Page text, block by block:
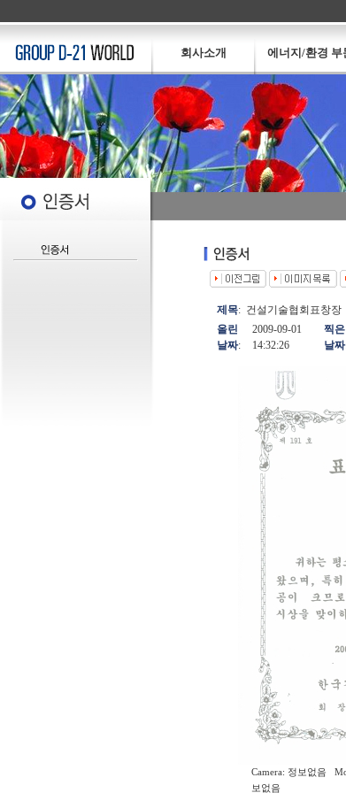
회사소개 에너지/환경 부
제목: 건설기술협회표창장
올린
날짜:
2009-09-01
14:32:26
찍은
날짜
Camera: 정보없음
보없음